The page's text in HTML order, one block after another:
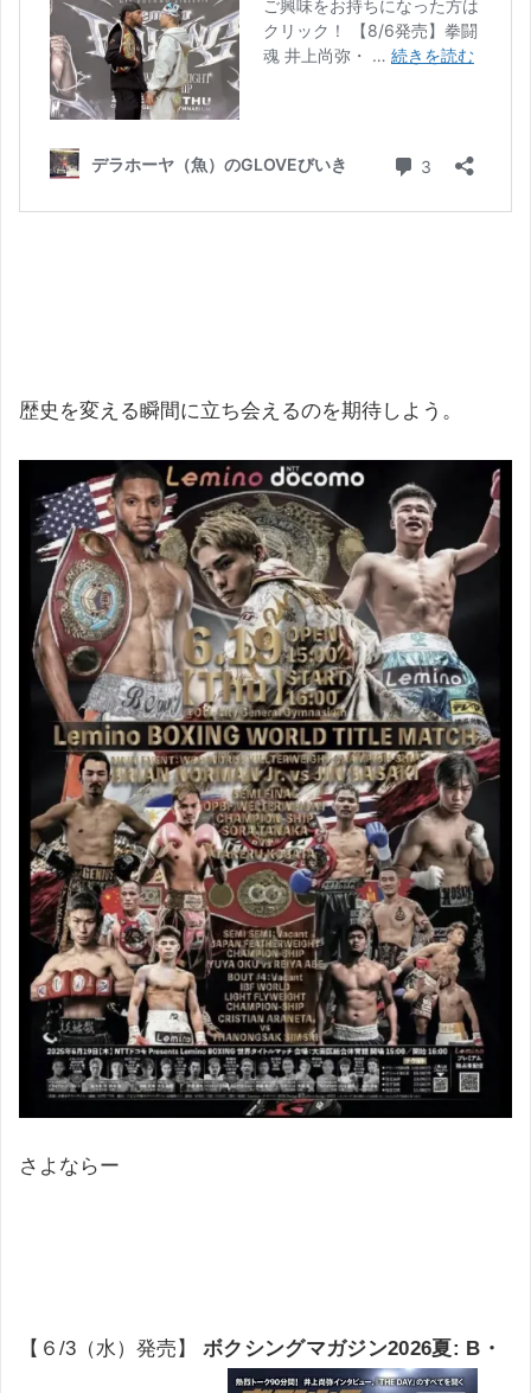
歴史を変える瞬間に立ち会えるのを期待しよう。
さよならー
【６/3（水）発売】 ボクシングマガジン2026夏: B・